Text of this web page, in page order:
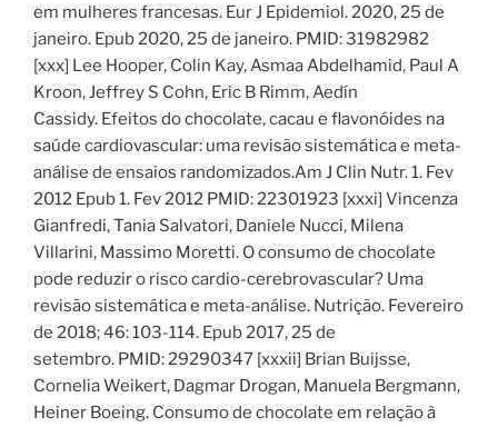
em mulheres francesas. Eur J Epidemiol. 2020, 25 de
janeiro. Epub 2020, 25 de janeiro. PMID: 31982982
[xxx] Lee Hooper, Colin Kay, Asmaa Abdelhamid, Paul A
Kroon, Jeffrey S Cohn, Eric B Rimm, Aedín
Cassidy. Efeitos do chocolate, cacau e flavonóides na
saúde cardiovascular: uma revisão sistemática e meta-
análise de ensaios randomizados.Am J Clin Nutr. 1. Fev
2012 Epub 1. Fev 2012 PMID: 22301923 [xxxi] Vincenza
Gianfredi, Tania Salvatori, Daniele Nucci, Milena
Villarini, Massimo Moretti. O consumo de chocolate
pode reduzir o risco cardio-cerebrovascular? Uma
revisão sistemática e meta-análise. Nutrição. Fevereiro
de 2018; 46: 103-114. Epub 2017, 25 de
setembro. PMID: 29290347 [xxxii] Brian Buijsse,
Cornelia Weikert, Dagmar Drogan, Manuela Bergmann,
Heiner Boeing. Consumo de chocolate em relação à